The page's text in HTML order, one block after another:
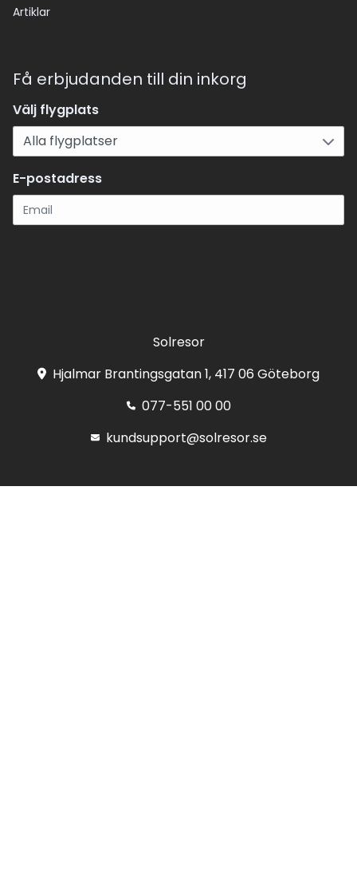
Artiklar
Få erbjudanden till din inkorg
Välj flygplats
E-postadress
Solresor
Hjalmar Brantingsgatan 1, 417 06 Göteborg
077-551 00 00
kundsupport@solresor.se